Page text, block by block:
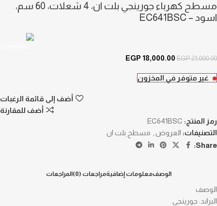
مسطح كهرباء جورينجي بلت ان، 4 شعلات، 60 سم،
اسود – EC641BSC
EGP21,000.00
EGP 18,000.00
غير متوفر في المخزون
أضف إلى قائمة الرغبات
أضف للمقارنة
رمز المنتج: EC641BSC
التصنيفات: العروض
مسطح بلت ان
Share:
الوصفمعلومات إضافيةمراجعات (0) المراجعات
الوصف
البراند: جورينجي